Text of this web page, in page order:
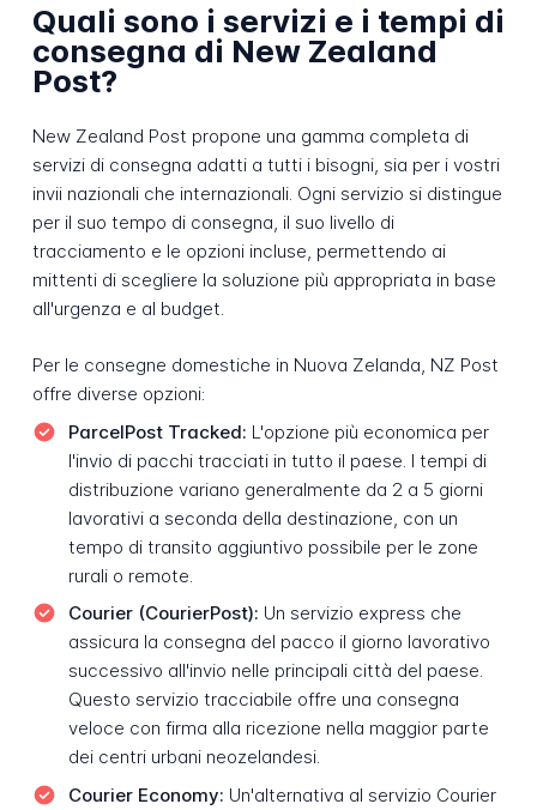
Quali sono i servizi e i tempi di
consegna di New Zealand
Post?
New Zealand Post propone una gamma completa di
servizi di consegna adatti a tutti i bisogni, sia per i vostri
invii nazionali che internazionali. Ogni servizio si distingue
per il suo tempo di consegna, il suo livello di
tracciamento e le opzioni incluse, permettendo ai
mittenti di scegliere la soluzione più appropriata in base
all'urgenza e al budget.
Per le consegne domestiche in Nuova Zelanda, NZ Post
offre diverse opzioni:
ParcelPost Tracked: L'opzione più economica per
l'invio di pacchi tracciati in tutto il paese. I tempi di
distribuzione variano generalmente da 2 a 5 giorni
lavorativi a seconda della destinazione, con un
tempo di transito aggiuntivo possibile per le zone
rurali o remote.
Courier (CourierPost): Un servizio express che
assicura la consegna del pacco il giorno lavorativo
successivo all'invio nelle principali città del paese.
Questo servizio tracciabile offre una consegna
veloce con firma alla ricezione nella maggior parte
dei centri urbani neozelandesi.
Courier Economy: Un'alternativa al servizio Courier